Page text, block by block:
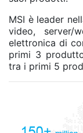
MSI è leader
video, server/
elettronica di
primi 3
tra i primi 5